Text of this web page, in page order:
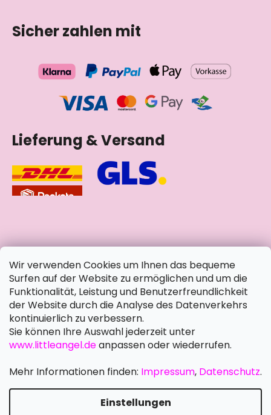
Wir verwenden Cookies um Ihnen das bequeme
Surfen auf der Website zu ermöglichen und um die
Funktionalität, Leistung und Benutzerfreundlichkeit
der Website durch die Analyse des Datenverkehrs
kontinuierlich zu verbessern.
Sie können Ihre Auswahl jederzeit unter
www.littleangel.deanpassen oder wiederrufen.
Mehr Informationen finden: Impressum, Datenschutz.
Einstellungen
Sicher zahlen mit
Lieferung & Versand
soziale Netzwerke
Erstellt von Shoptet Premium